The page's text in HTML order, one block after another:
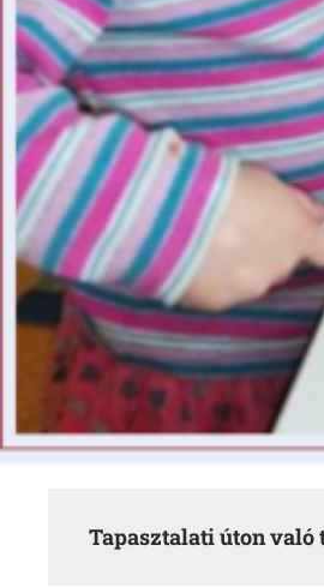
Tapasztalati úton való